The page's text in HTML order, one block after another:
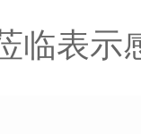
临表示